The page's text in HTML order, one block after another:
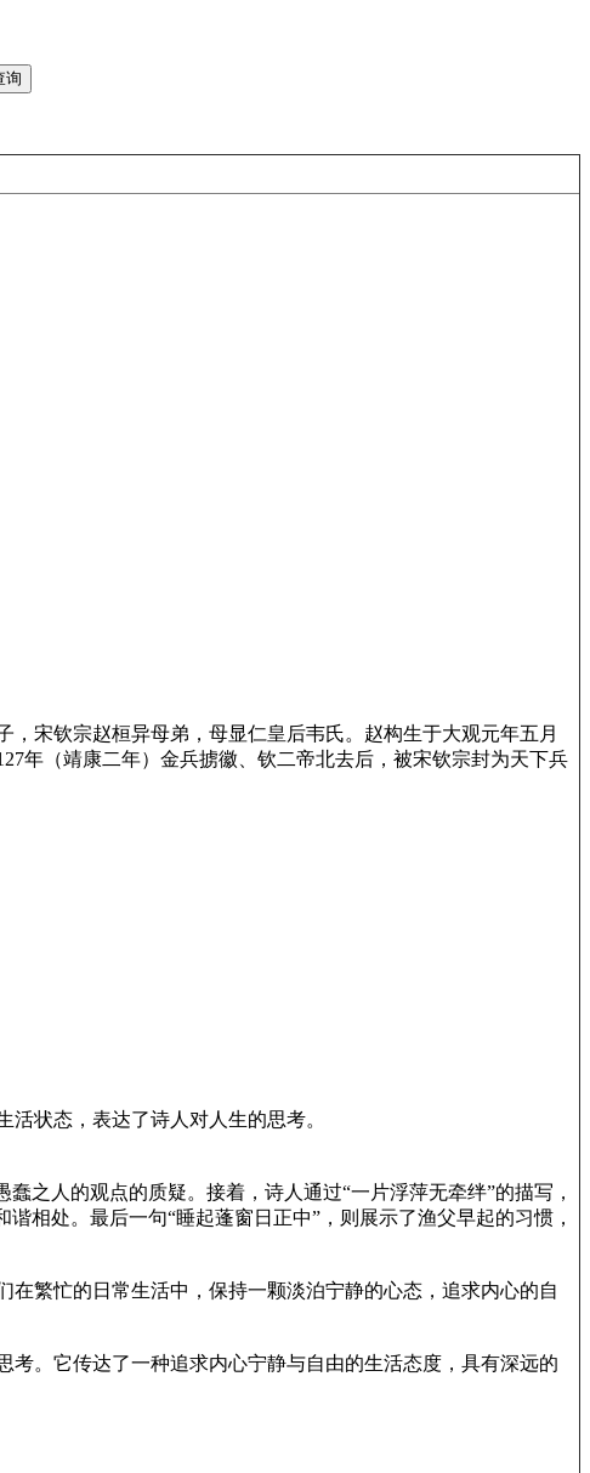
，宋钦宗赵桓异母弟，母显仁皇后韦氏。赵构生于大观元年五月
年（靖康二年）金兵掳徽、钦二帝北去后，被宋钦宗封为天下兵
状态，表达了诗人对人生的思考。
之人的观点的质疑。接着，诗人通过“一片浮萍无牵绊”的描写，
相处。最后一句“睡起蓬窗日正中”，则展示了渔父早起的习惯，
繁忙的日常生活中，保持一颗淡泊宁静的心态，追求内心的自
。它传达了一种追求内心宁静与自由的生活态度，具有深远的